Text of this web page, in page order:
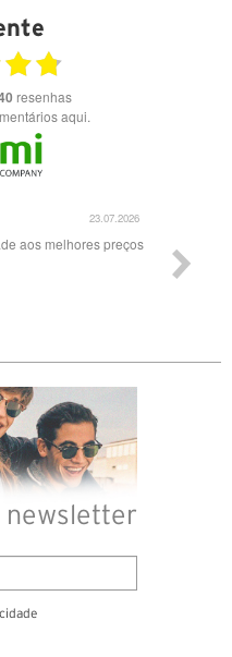
resenhas
aqui.
23.07.2026
aos melhores preços
newsletter